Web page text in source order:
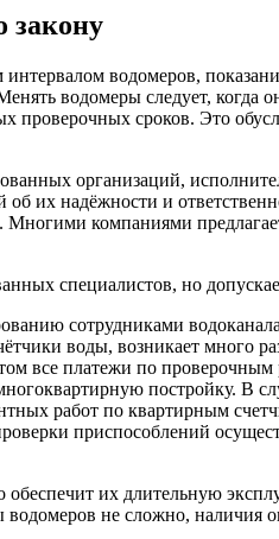
закону
водомеров,
водомеры следует,
проверочных сроков. Это
организаций,
их надёжности и
Многими компаниями
специалистов, но
сотрудниками
воды, возникает много
все платежи по
постройку. В
работ по квартирным
приспособлений
их длительную
не сложно, наличия